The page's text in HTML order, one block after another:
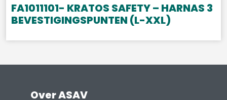
FA1011101- KRATOS SAFETY – HARNAS 3
BEVESTIGINGSPUNTEN (L-XXL)
Over ASAV